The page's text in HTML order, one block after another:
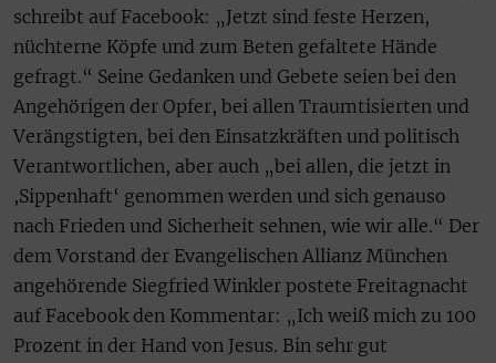
schreibt auf Facebook: „Jetzt sind feste Herzen,
nüchterne Köpfe und zum Beten gefaltete Hände
gefragt.“ Seine Gedanken und Gebete seien bei den
Angehörigen der Opfer, bei allen Traumtisierten und
Verängstigten, bei den Einsatzkräften und politisch
Verantwortlichen, aber auch „bei allen, die jetzt in
,Sippenhaft‘ genommen werden und sich genauso
nach Frieden und Sicherheit sehnen, wie wir alle.“ Der
dem Vorstand der Evangelischen Allianz München
angehörende Siegfried Winkler postete Freitagnacht
auf Facebook den Kommentar: „Ich weiß mich zu 100
Prozent in der Hand von Jesus. Bin sehr gut